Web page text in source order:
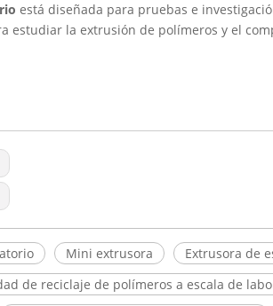
está diseñada para pruebas e
estudiar la extrusión de polímeros y el
Mini extrusora
Extrusora de
de reciclaje de polímeros a escala de